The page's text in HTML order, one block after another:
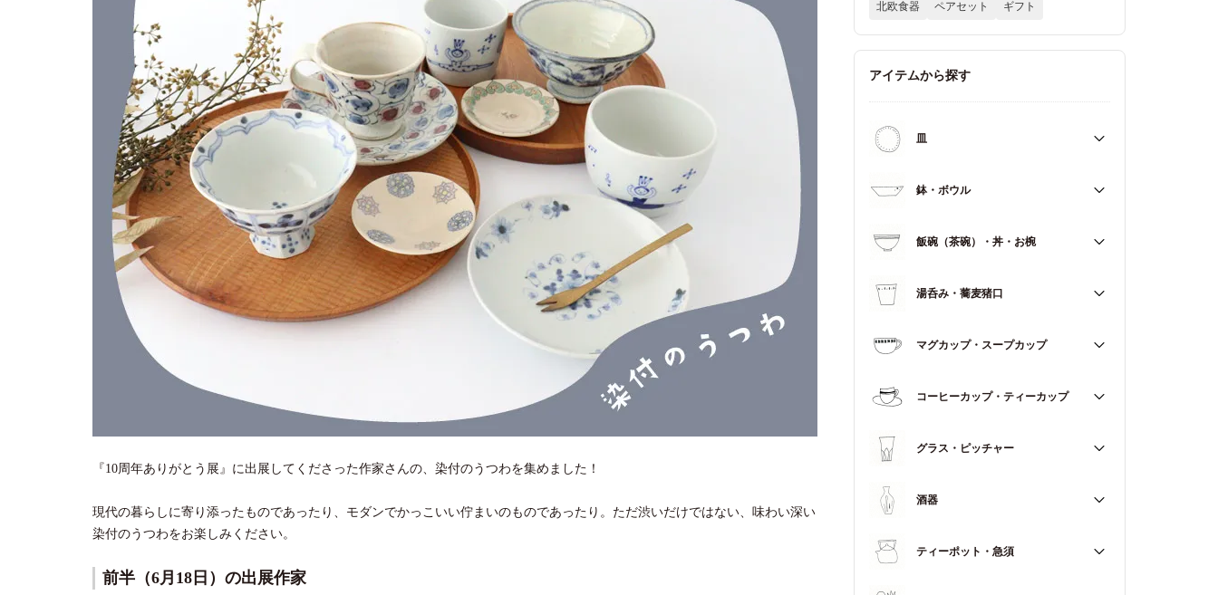
『10周年ありがとう展』に出展してくださった作家さんの、染付のうつわを集めました！
現代の暮らしに寄り添ったものであったり、モダンでかっこいい佇まいのものであったり。ただ渋いだけではない、味わい深い
染付のうつわをお楽しみください。
前半（6月18日）の出展作家
北欧食器 ペアセット ギフト
アイテムから探す
皿
すべて
取皿・中皿（15～20cm）
鉢・ボウル
すべて
中鉢（13～17cm）
飯碗（茶碗）・丼・お椀
すべて
丼（どんぶり）
湯呑み・蕎麦猪口
蕎麦猪口（そばちょこ）
マグカップ・スープカップ
スープカップ
コーヒーカップ・ティーカップ
グラス・ピッチャー
すべて
酒器
ティーポット・急須